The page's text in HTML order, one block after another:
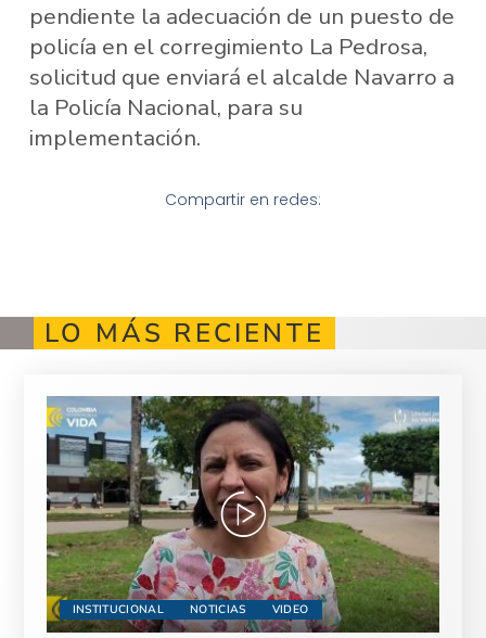
pendiente la adecuación de un puesto de
policía en el corregimiento La Pedrosa,
solicitud que enviará el alcalde Navarro a
la Policía Nacional, para su
implementación.
Compartir en redes:
LO MÁS RECIENTE
INSTITUCIONAL NOTICIAS VIDEO